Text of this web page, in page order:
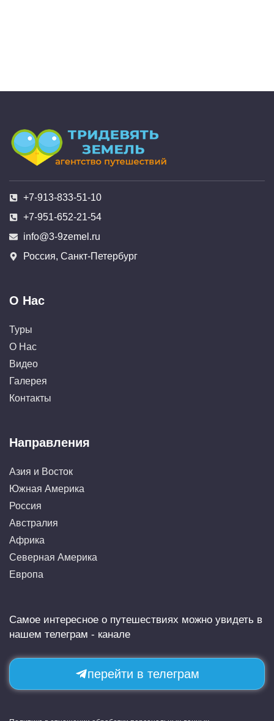
+7-913-833-51-10
+7-951-652-21-54
info@3-9zemel.ru
Россия, Санкт-Петербург
О Нас
Туры
О Нас
Видео
Галерея
Контакты
Направления
Азия и Восток
Южная Америка
Россия
Австралия
Африка
Северная Америка
Европа
Самое интересное о путешествиях можно увидеть в
нашем телеграм - канале
перейти в телеграм